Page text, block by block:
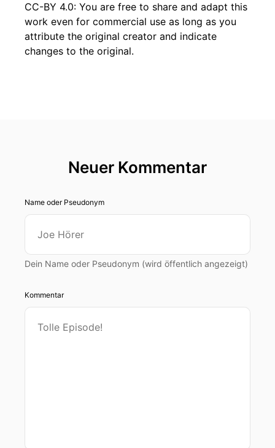
CC-BY 4.0: You are free to share and adapt this
work even for commercial use as long as you
attribute the original creator and indicate
changes to the original.
Neuer Kommentar
Name oder Pseudonym
Dein Name oder Pseudonym (wird öffentlich angezeigt)
Kommentar